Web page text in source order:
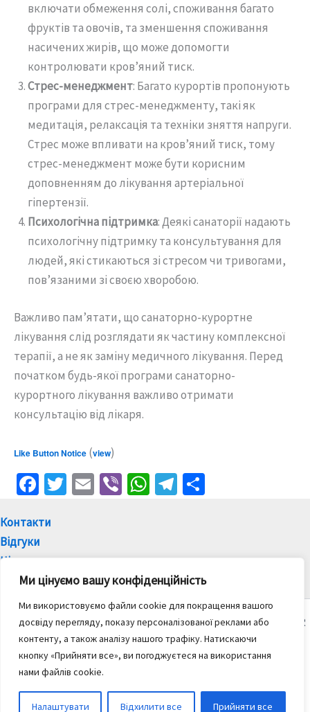
Ми цінуємо вашу конфіденційність
Ми використовуємо файли cookie для покращення вашого
досвіду перегляду, показу персоналізованої реклами або
контенту, а також аналізу нашого трафіку. Натискаючи
кнопку «Прийняти все», ви погоджуєтеся на використання
нами файлів cookie.
Налаштувати Відхилити все Прийняти все
включати обмеження солі, споживання багато
фруктів та овочів, та зменшення споживання
насичених жирів, що може допомогти
контролювати кров’яний тиск.
Стрес-менеджмент: Багато курортів пропонують
програми для стрес-менеджменту, такі як
медитація, релаксація та техніки зняття напруги.
Стрес може впливати на кров’яний тиск, тому
стрес-менеджмент може бути корисним
доповненням до лікування артеріальної
гіпертензії.
Психологічна підтримка: Деякі санаторії надають
психологічну підтримку та консультування для
людей, які стикаються зі стресом чи тривогами,
пов’язаними зі своєю хворобою.
Важливо пам’ятати, що санаторно-курортне
лікування слід розглядати як частину комплексної
терапії, а не як заміну медичного лікування. Перед
початком будь-якої програми санаторно-
курортного лікування важливо отримати
консультацію від лікаря.
Like Button Notice (view)
Fa
b
o
o
k
T
E
Vi W
p
p
Te
m и
и
ся
Контакти
Відгуки
Ціни
Copyright © 2021-2026 Санаторій "Дениші " | За підтримки SR
Санаторій "Дениші" офіційний сайт представляє
Комунальне підприємство Житомирський обласний
"Дениші"